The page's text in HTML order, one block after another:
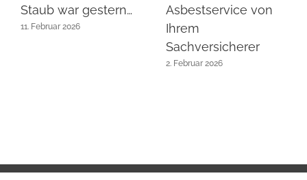
Staub war gestern…
11. Februar 2026
Asbestservice von
Ihrem
Sachversicherer
2. Februar 2026